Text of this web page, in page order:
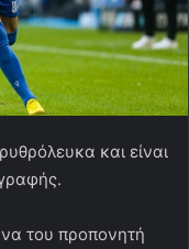
και είναι
του προπονητή